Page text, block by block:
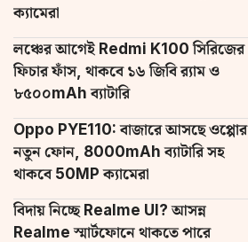
ক্যামেরা
লঞ্চের আগেই Redmi K100 সিরিজের
ফিচার ফাঁস, থাকবে ১৬ জিবি র‌্যাম ও
৮৫০০mAh ব্যাটারি
Oppo PYE110: বাজারে আসছে ওপ্পোর
নতুন ফোন, 8000mAh ব্যাটারি সহ
থাকবে 50MP ক্যামেরা
বিদায় নিচ্ছে Realme UI? আসন্ন
Realme স্মার্টফোনে থাকতে পারে